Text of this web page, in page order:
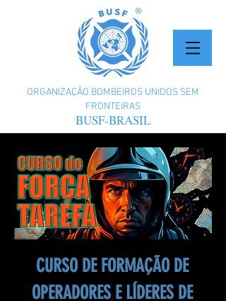
ORGANIZAÇÃO BOMBEIROS UNIDOS SEM
FRONTEIRAS
BUSF-BRASIL
CURSO DE FORMAÇÃO DE
OPERADORES E LÍDERES DE